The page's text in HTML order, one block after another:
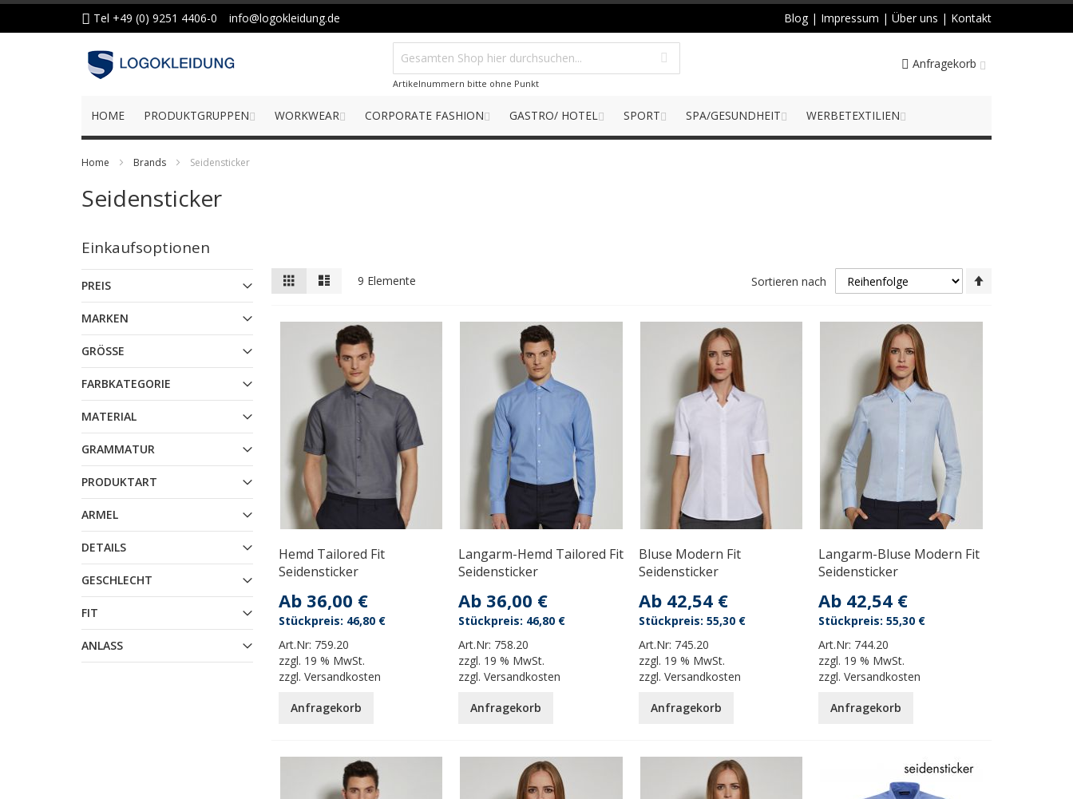
Zum
springen
Tel +49 (0) 9251 4406-0 info@logokleidung.de Blog | Impressum | Über uns | Kontakt
Artikelnummern bitte ohne Punkt
Anfragekorb
HOME PRODUKTGRUPPEN WORKWEAR CORPORATE FASHION GASTRO/ HOTEL SPORT SPA/GESUNDHEIT WERBETEXTILIEN
Home Brands Seidensticker
Seidensticker
Anzeigen
als
Liste 9 Elemente Sortieren nach
Hemd Tailored Fit
Seidensticker
Ab 36,00 €
Art.Nr: 759.20
zzgl. 19 % MwSt.
zzgl. Versandkosten
46,80 €
Anfragekorb
Langarm-Hemd Tailored Fit
Seidensticker
Ab 36,00 €
Art.Nr: 758.20
zzgl. 19 % MwSt.
zzgl.Versandkosten
46,80 €
Anfragekorb
Bluse Modern Fit
Seidensticker
Ab 42,54 €
Art.Nr: 745.20
zzgl. 19 % MwSt.
zzgl. Versandkosten
55,30 €
Anfragekorb
Langarm-Bluse Modern Fit
Seidensticker
Ab 42,54 €
Art.Nr: 744.20
zzgl. 19 % MwSt.
zzgl.Versandkosten
55,30 €
Anfragekorb
Einkaufsoptionen
PREIS
MARKEN
GRÖSSE
FARBKATEGORIE
MATERIAL
GRAMMATUR
PRODUKTART
ARMEL
DETAILS
GESCHLECHT
FIT
ANLASS